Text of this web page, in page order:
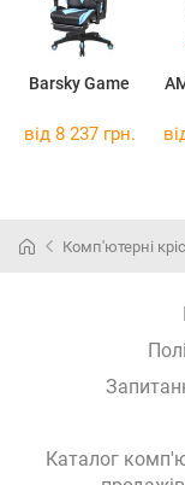
Barsky Game
від 8 237 грн.
Комп'ютерні
Каталог